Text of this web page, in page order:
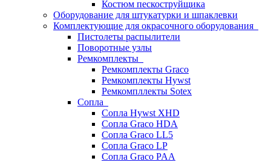
Костюм пескоструйщика
Оборудование для штукатурки и шпаклевки
Комплектующие для окрасочного оборудования
Пистолеты распылители
Поворотные узлы
Ремкомплекты
Ремкомплекты Graco
Ремкомплекты Hywst
Ремкомпллекты Sotex
Сопла
Сопла Hywst XHD
Сопла Graco HDA
Сопла Graco LL5
Сопла Graco LP
Сопла Graco PAA